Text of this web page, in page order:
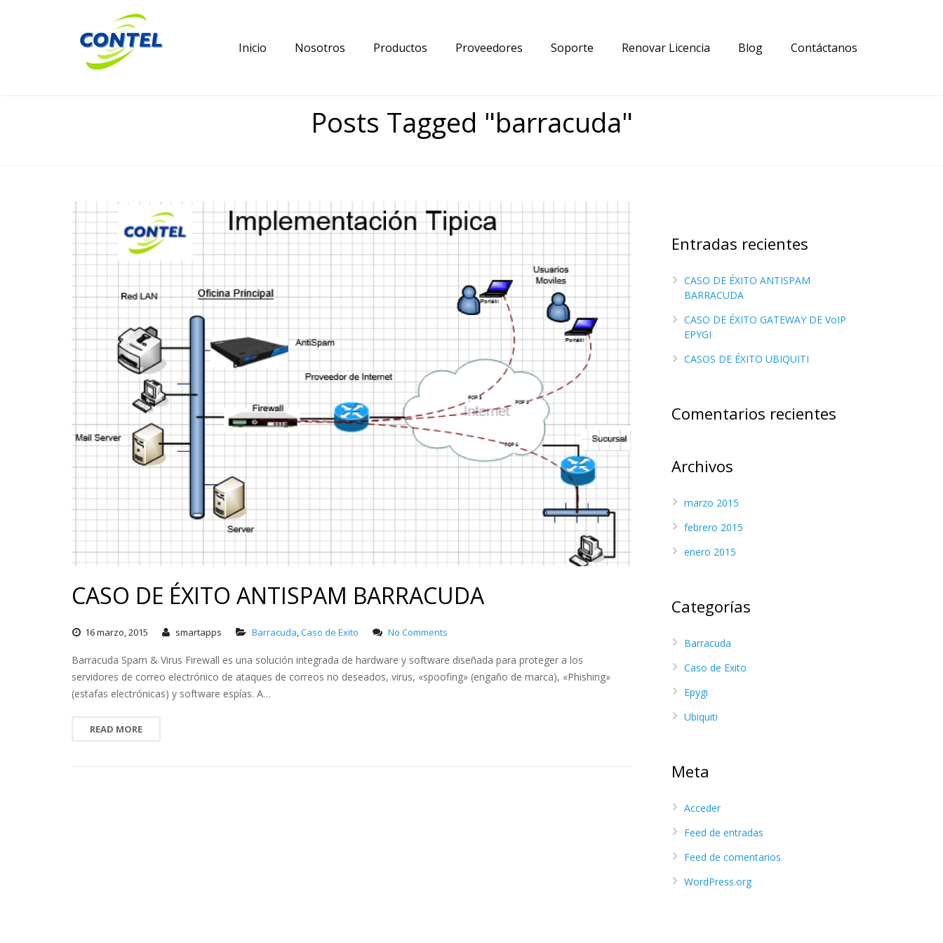
Inicio Nosotros Productos Proveedores Soporte Renovar Licencia Blog Contáctanos
Posts Tagged "barracuda"
CASO DE ÉXITO ANTISPAM BARRACUDA
16 marzo, 2015 smartapps Barracuda,Caso de Exito No Comments
Barracuda Spam & Virus Firewall es una solución integrada de hardware y software diseñada para proteger a los
servidores de correo electrónico de ataques de correos no deseados, virus, «spoofing» (engaño de marca), «Phishing»
(estafas electrónicas) y software espías. A…
READ MORE
Entradas recientes
CASO DE ÉXITO ANTISPAM
BARRACUDA
CASO DE ÉXITO GATEWAY DE VoIP
EPYGI
CASOS DE ÉXITO UBIQUITI
Comentarios recientes
Archivos
marzo 2015
febrero 2015
enero 2015
Categorías
Barracuda
Caso de Exito
Epygi
Ubiquiti
Meta
Acceder
Feed de entradas
Feed de comentarios
WordPress.org